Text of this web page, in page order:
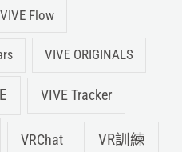
VIVE Flow
VIVE ORIGINALS
VIVE Tracker
VRChat VR訓練